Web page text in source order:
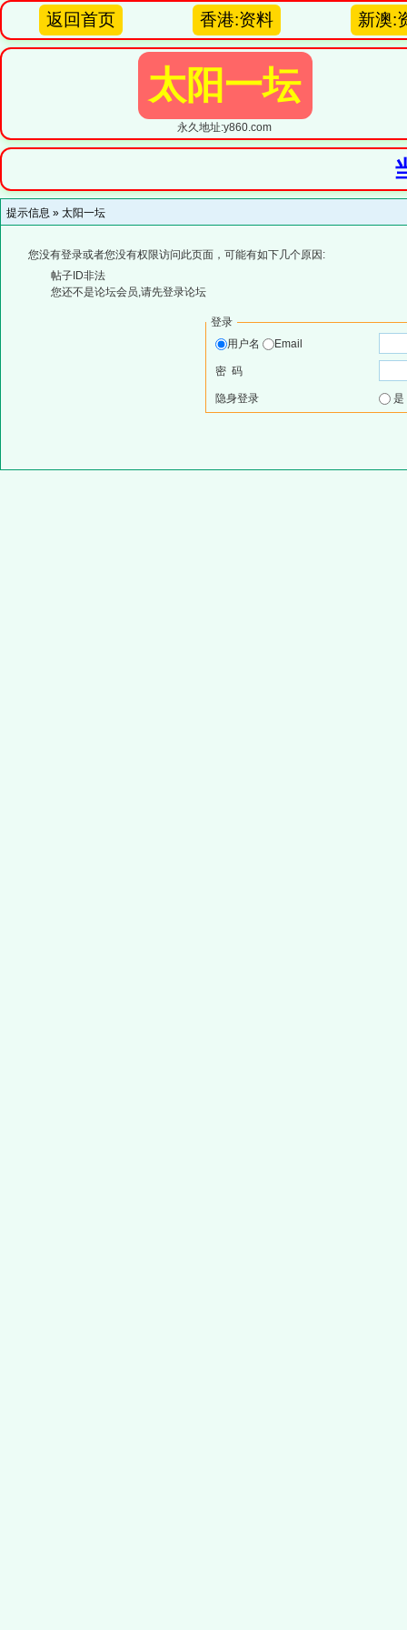
返回首页 香港:资料 新澳:
太阳一坛
永久地址:y860.com
提示信息 » 太阳一坛
您没有登录或者您没有权限访问此页面，可能有如下几个原因:
帖子ID非法
您还不是论坛会员,请先登录论坛
登录
用户名
Email
密 码
隐身登录